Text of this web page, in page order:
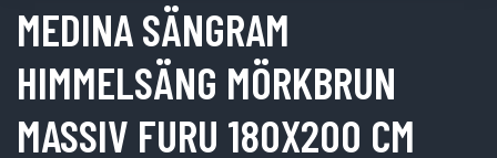
MEDINA SÄNGRAM
HIMMELSÄNG MÖRKBRUN
MASSIV FURU 180X200 CM